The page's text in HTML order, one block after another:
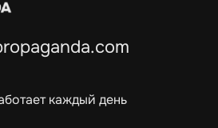
каждый день